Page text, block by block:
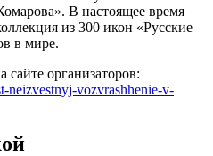
В настоящее время
из 300 икон «Русские
в мире.
организаторов:
neizvestnyj-vozvrashhenie-v-